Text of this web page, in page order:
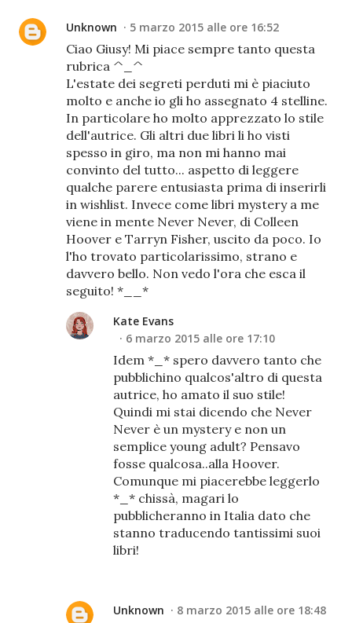
Unknown 5 marzo 2015 alle ore 16:52
Ciao Giusy! Mi piace sempre tanto questa
rubrica ^_^
L'estate dei segreti perduti mi è piaciuto
molto e anche io gli ho assegnato 4 stelline.
In particolare ho molto apprezzato lo stile
dell'autrice. Gli altri due libri li ho visti
spesso in giro, ma non mi hanno mai
convinto del tutto... aspetto di leggere
qualche parere entusiasta prima di inserirli
in wishlist. Invece come libri mystery a me
viene in mente Never Never, di Colleen
Hoover e Tarryn Fisher, uscito da poco. Io
l'ho trovato particolarissimo, strano e
davvero bello. Non vedo l'ora che esca il
seguito! *__*
Kate Evans
6 marzo 2015 alle ore 17:10
Idem *_* spero davvero tanto che
pubblichino qualcos'altro di questa
autrice, ho amato il suo stile!
Quindi mi stai dicendo che Never
Never è un mystery e non un
semplice young adult? Pensavo
fosse qualcosa..alla Hoover.
Comunque mi piacerebbe leggerlo
*_* chissà, magari lo
pubblicheranno in Italia dato che
stanno traducendo tantissimi suoi
libri!
Unknown 8 marzo 2015 alle ore 18:48